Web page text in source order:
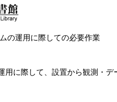
の運用に際しての必要作業
用に際して、設置から観測・